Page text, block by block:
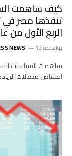
كيف ساهمت
تنفذها مصر
الربع الأول من عام
بواسطة NEWS 12 أبريل، 2025
ساهمت السياسات
انخفاض معدلات